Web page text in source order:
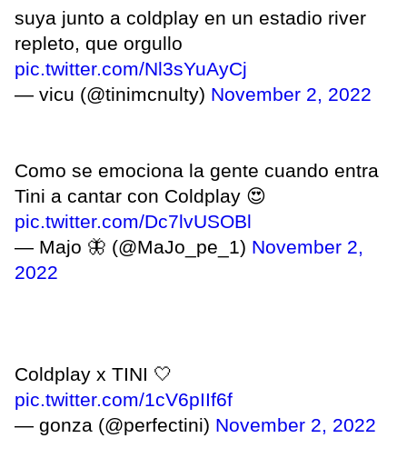
suya junto a coldplay en un estadio river
repleto, que orgullo
pic.twitter.com/Nl3sYuAyCj
— vicu (@tinimcnulty) November 2, 2022
Como se emociona la gente cuando entra
Tini a cantar con Coldplay 😍
pic.twitter.com/Dc7lvUSOBl
— Majo 🦋 (@MaJo_pe_1) November 2,
2022
Coldplay x TINI 🤍
pic.twitter.com/1cV6pIIf6f
— gonza (@perfectini) November 2, 2022